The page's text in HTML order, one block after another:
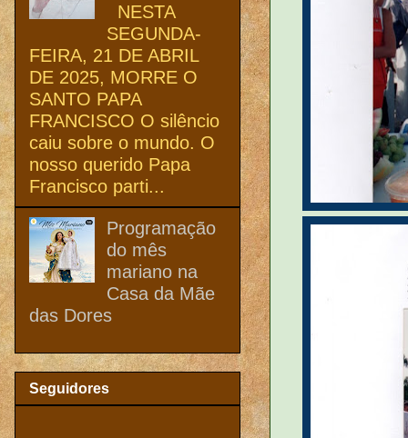
NESTA
SEGUNDA-
FEIRA, 21 DE ABRIL
DE 2025, MORRE O
SANTO PAPA
FRANCISCO O silêncio
caiu sobre o mundo. O
nosso querido Papa
Francisco parti...
Programação
do mês
mariano na
Casa da Mãe
das Dores
Seguidores